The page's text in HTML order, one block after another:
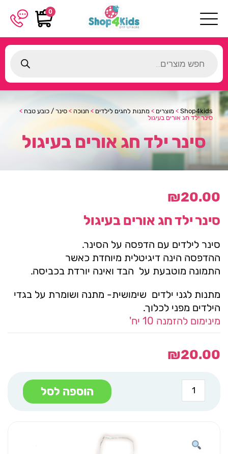
0
search
Shop4kids
> מוצרים > מתנות לחגים לילדים > חנוכה > סינר / כובע טבח >
סינר ילד חג אורים בעיגול
סינר ילד חג אורים בעיגול
₪20.00
סינר ילד חג אורים בעיגול
סינר לילדים עם הדפסה על הסינר.
ההדפסה הינה דיגיטלית מיוחדת כאשר
התמונה מוטבעת על הבד ואינה יורדת בכביסה.
מתנות לגני ילדים שימושית- מתנה ושומרת על בגדי
הילדים מפני לכלוך.
מינימום להזמנה 10 יח'
₪20.00
כמות
של
סינר
בעיגול
הוספה לסל